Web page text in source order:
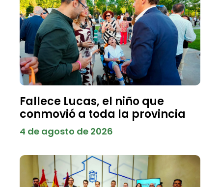
Fallece Lucas, el niño que
conmovió a toda la provincia
4 de agosto de 2026